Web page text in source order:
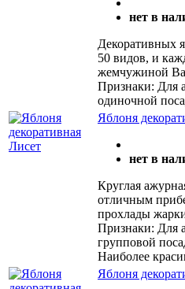
нет в
Декоративных
50 видов, и
жемчужиной
Признаки: Для
одиночной
Яблоня
нет в
Круглая
отличным
прохлады
Признаки: Для
групповой
Наиболее
Яблоня